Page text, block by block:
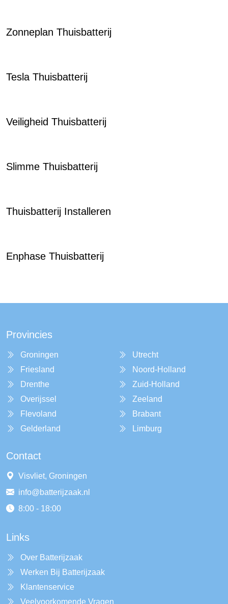
Zonneplan Thuisbatterij
Tesla Thuisbatterij
Veiligheid Thuisbatterij
Slimme Thuisbatterij
Thuisbatterij Installeren
Enphase Thuisbatterij
Provincies
Groningen
Friesland
Drenthe
Overijssel
Flevoland
Gelderland
Utrecht
Noord-Holland
Zuid-Holland
Zeeland
Brabant
Limburg
Contact
Visvliet, Groningen
info@batterijzaak.nl
8:00 - 18:00
Links
Over Batterijzaak
Werken Bij Batterijzaak
Klantenservice
Veelvoorkomende Vragen